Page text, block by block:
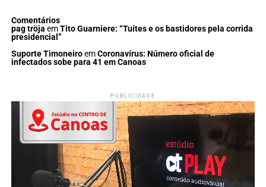
Comentários
pag tröja emTito Guarniere: “Tuítes e os bastidores pela corrida
presidencial”
Suporte TimoneiroemCoronavírus: Número oficial de
infectados sobe para 41 em Canoas
PUBLICIDADE